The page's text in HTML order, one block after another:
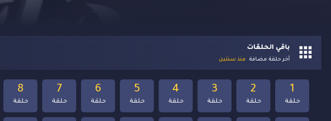
باقي الحلقات
آخر حلقة مضافة منذ سنتين
8
حلقة
7
حلقة
6
حلقة
5
حلقة
4
حلقة
3
حلقة
2
حلقة
1
حلقة